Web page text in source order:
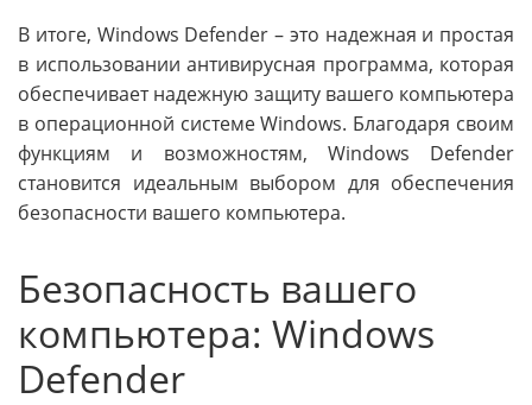
В итоге, Windows Defender – это надежная и простая
в использовании антивирусная программа, которая
обеспечивает надежную защиту вашего компьютера
в операционной системе Windows. Благодаря своим
функциям и возможностям, Windows Defender
становится идеальным выбором для обеспечения
безопасности вашего компьютера.
Безопасность вашего
компьютера: Windows
Defender